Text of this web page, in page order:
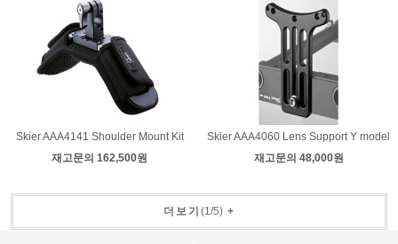
Skier AAA4141 Shoulder Mount Kit
재고문의 162,500원
Skier AAA4060 Lens Support Y model
재고문의 48,000원
더보기 (1/5)+